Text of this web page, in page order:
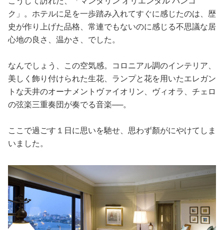
ク」。ホテルに足を一歩踏み入れてすぐに感じたのは、歴
史が作り上げた品格、常連でもないのに感じる不思議な居
心地の良さ、温かさ、でした。
なんでしょう、この空気感。コロニアル調のインテリア、
美しく飾り付けられた生花、ランプと花を用いたエレガン
トな天井のオーナメントヴァイオリン、ヴィオラ、チェロ
の弦楽三重奏団が奏でる音楽──。
ここで過ごす１日に思いを馳せ、思わず顏がにやけてしま
いました。